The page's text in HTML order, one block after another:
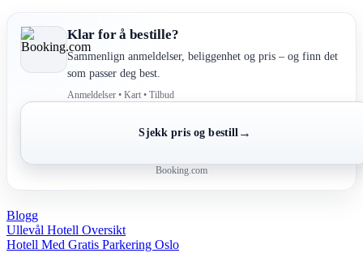
Klar for å bestille?
Sammenlign anmeldelser, beliggenhet og pris – og finn det
som passer deg best.
Anmeldelser • Kart • Tilbud
Sjekk pris og bestill →
Booking.com
Blogg
Post
navigation
Ullevål Hotell Oversikt
Hotell Med Gratis Parkering Oslo